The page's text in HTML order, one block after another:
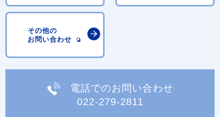
その他の
お問い合わせ
電話でのお問い合わせ
022-279-2811